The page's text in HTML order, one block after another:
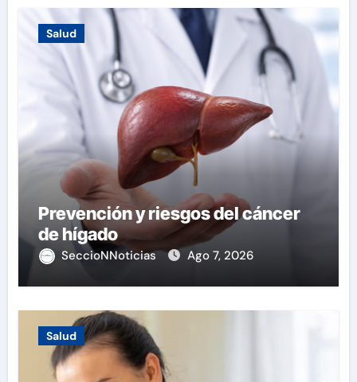
Salud
Prevención y riesgos del cáncer
de hígado
SeccioNNoticias Ago 7, 2026
Salud